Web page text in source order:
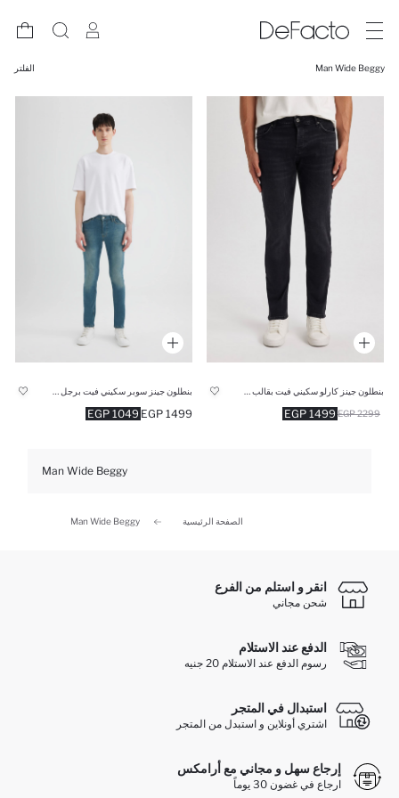
Man Wide Beggy الفلتر
1499 EGP 2299 EGP
1049 EGP 1499 EGP
Man Wide Beggy
الصفحة الرئيسية Man Wide Beggy
انقر و استلم من الفرع
شحن مجاني
الدفع عند الاستلام
رسوم الدفع عند الاستلام 20 جنيه
استبدال في المتجر
اشتري أونلاين و استبدل من المتجر
إرجاع سهل و مجاني مع أرامكس
ارجاع في غضون 30 يوماً